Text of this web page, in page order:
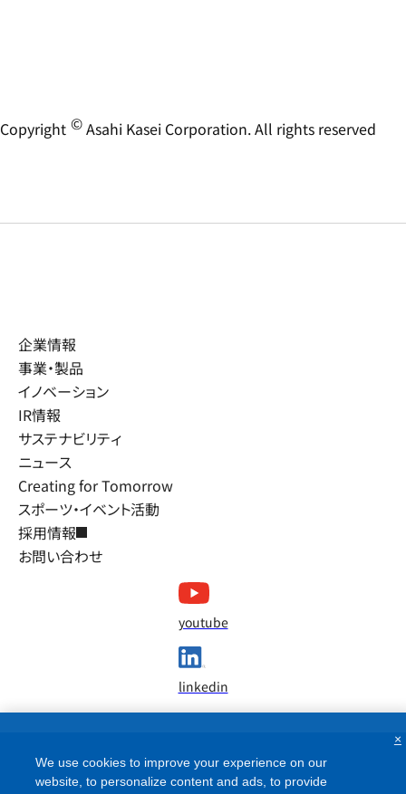
Copyright ©Asahi Kasei Corporation. All rights reserved
企業情報
事業・製品
イノベーション
IR情報
サステナビリティ
ニュース
Creating for Tomorrow
スポーツ・イベント活動
採用情報
お問い合わせ
youtube
linkedin
We use cookies to improve your experience on our
website, to personalize content and ads, to provide